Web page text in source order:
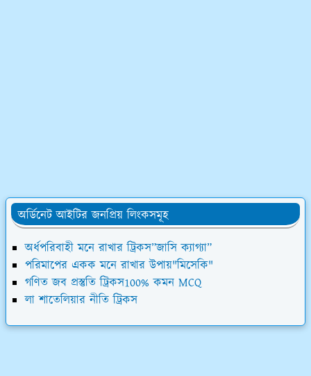
অর্ডিনেট আইটির জনপ্রিয় লিংকসমূহ
অর্ধপরিবাহী মনে রাখার ট্রিকস”জাসি ক্যাগ্যা”
পরিমাপের একক মনে রাখার উপায়"মিসেকি"
গণিত জব প্রস্তুতি ট্রিকস100% কমন MCQ
লা শাতেলিয়ার নীতি ট্রিকস